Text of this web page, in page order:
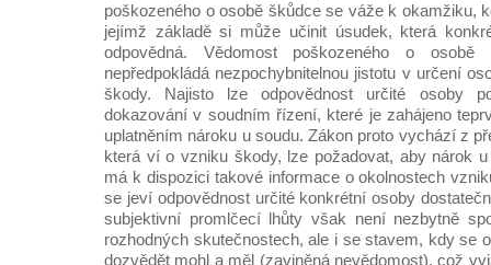
poškozeného o osobě škůdce se váže k okamžiku,
jejímž základě si může učinit úsudek, která
odpovědná. Vědomost poškozeného o osobě
nepředpokládá nezpochybnitelnou jistotu v určení
škody. Najisto lze odpovědnost určité osoby
dokazování v soudním řízení, které je zahájeno
uplatněním nároku u soudu. Zákon proto vychází z
která ví o vzniku škody, lze požadovat, aby nárok
má k dispozici takové informace o okolnostech
se jeví odpovědnost určité konkrétní osoby
subjektivní promlčecí lhůty však není nezbytně
rozhodných skutečnostech, ale i se stavem, kdy se
dozvědět mohl a měl (zaviněná nevědomost), což